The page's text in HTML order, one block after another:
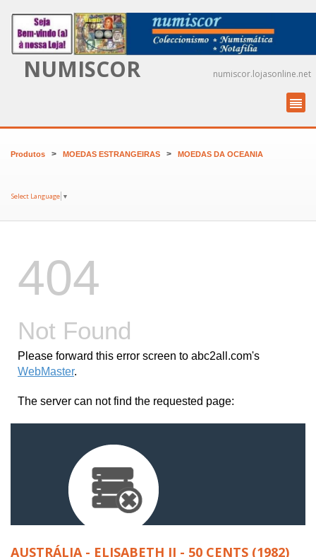
NUMISCOR numiscor.lojasonline.net
Produtos > MOEDAS ESTRANGEIRAS > MOEDAS DA OCEANIA
Select Language ▼
AUSTRÁLIA - ELISABETH II - 50 CENTS (1982)